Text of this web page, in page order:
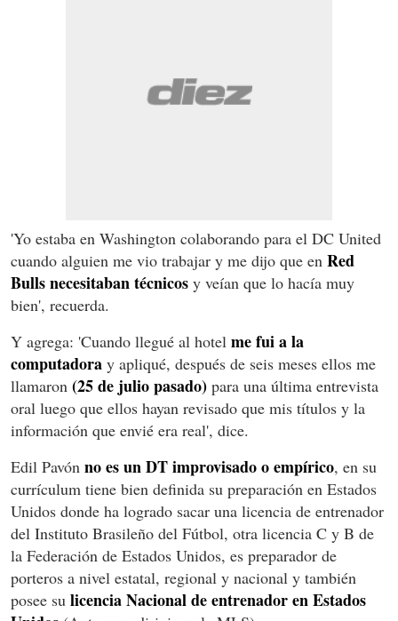
'Yo estaba en Washington colaborando para el DC United
cuando alguien me vio trabajar y me dijo que en Red
Bulls necesitaban técnicos y veían que lo hacía muy
bien', recuerda.
Y agrega: 'Cuando llegué al hotel me fui a la
computadora y apliqué, después de seis meses ellos me
llamaron (25 de julio pasado) para una última entrevista
oral luego que ellos hayan revisado que mis títulos y la
información que envié era real', dice.
Edil Pavón no es un DT improvisado o empírico, en su
currículum tiene bien definida su preparación en Estados
Unidos donde ha logrado sacar una licencia de entrenador
del Instituto Brasileño del Fútbol, otra licencia C y B de
la Federación de Estados Unidos, es preparador de
porteros a nivel estatal, regional y nacional y también
posee su licencia Nacional de entrenador en Estados